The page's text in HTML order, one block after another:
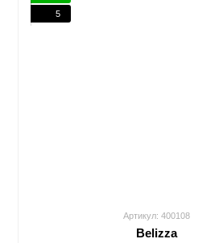
5
Артикул: 400108
Belizza